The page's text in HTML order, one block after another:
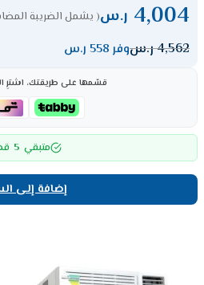
4,004 ر.س( يشمل الضريبة
4,562ر.سوفر 558 ر.س
قسّمها على طريقتك، اشترِ
متبقي 5
إضافة إلى